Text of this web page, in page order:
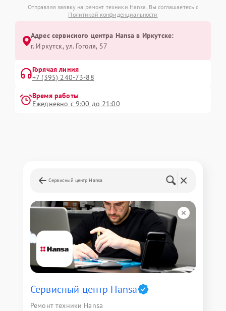
Отправляя заявку на ремонт техники Hansa, Вы соглашаетесь с
Политикой конфиденциальности
Адрес сервисного центра Hansa в Иркутске:
г. Иркутск, ул. ​Гоголя, 57
Горячая линия
+7 (395) 240-73-88
Время работы
Ежедневно с 9:00 до 21:00
Сервисный центр Hansa
Сервисный центр Hansa
Ремонт техники Hansa